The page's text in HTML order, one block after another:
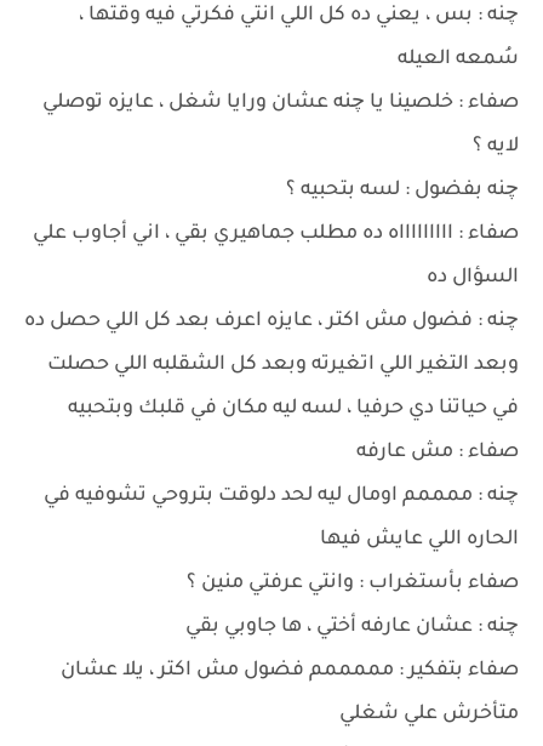
چنه : بس ، يعني ده كل اللي انتي فكرتي فيه وقتها ،
سُمعه العيله
صفاء : خلصينا يا چنه عشان ورايا شغل ، عايزه توصلي
لايه ؟
چنه بفضول : لسه بتحبيه ؟
صفاء : اااااااااه ده مطلب جماهيري بقي ، اني أجاوب علي
السؤال ده
چنه : فضول مش اكتر ، عايزه اعرف بعد كل اللي حصل ده
وبعد التغير اللي اتغيرته وبعد كل الشقلبه اللي حصلت
في حياتنا دي حرفيا ، لسه ليه مكان في قلبك وبتحبيه
صفاء : مش عارفه
چنه : ممممم اومال ليه لحد دلوقت بتروحي تشوفيه في
الحاره اللي عايش فيها
صفاء بأستغراب : وانتي عرفتي منين ؟
چنه : عشان عارفه أختي ، ها جاوبي بقي
صفاء بتفكير : مممممم فضول مش اكتر ، يلا عشان
متأخرش علي شغلي